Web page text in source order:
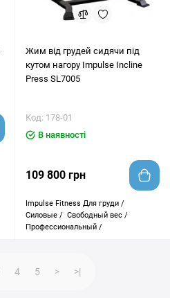
Жим від грудей сидячи під
кутом нагору Impulse Incline
Press SL7005
Код: 178-01
В наявності
109 800 грн
Impulse Fitness Для груди /
Силовые / Свободный вес /
Профессиональный /
4 5 > >|